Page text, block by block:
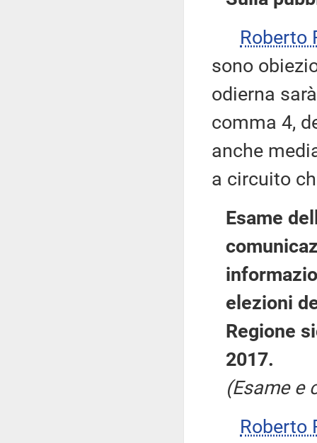
Roberto
sono
odierna
comma 4,
anche
a circuito
Esame
elezioni
Regione
2017.
(Esame e
Roberto